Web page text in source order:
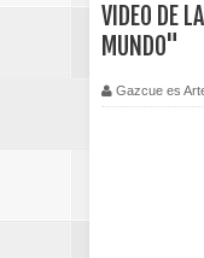
VIDEO DE
MUNDO"
Gazcue es